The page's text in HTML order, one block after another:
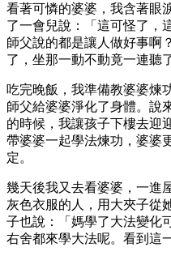
看著可憐的婆婆，我含著眼
了一會兒說：「這可怪了，
師父說的都是讓人做好事啊
了，坐那一動不動竟一連聽
吃完晚飯，我準備教婆婆煉
師父給婆婆淨化了身體。說
的時候，我讓孩子下樓去迎
帶婆婆一起學法煉功，婆婆
定。
幾天後我又去看婆婆，一進
灰色衣服的人，用大夾子從
子也說：「媽學了大法變化
右舍都來學大法呢。看到這